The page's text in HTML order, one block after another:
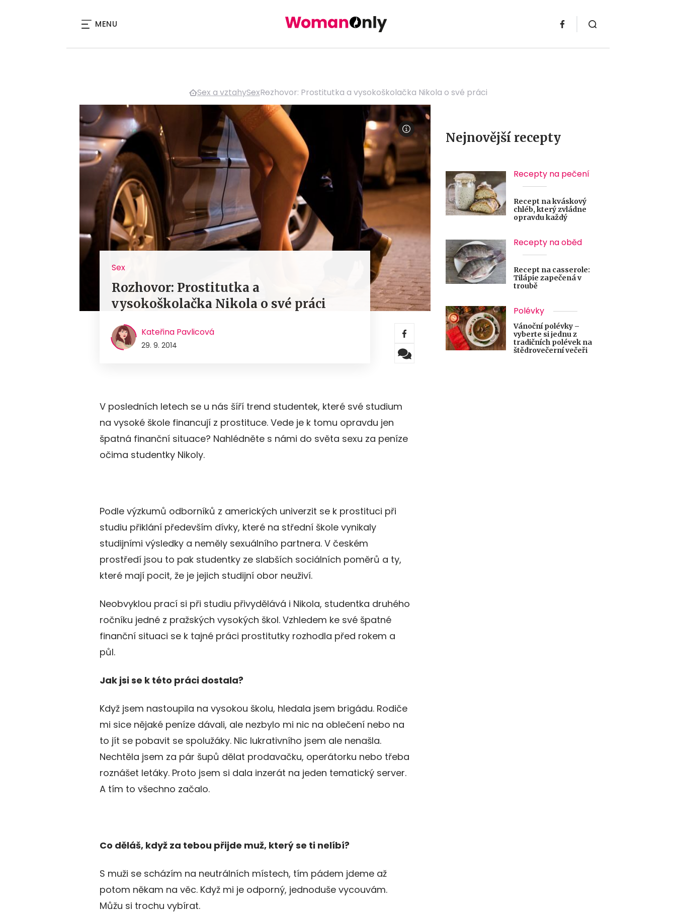
MENU
Sex a vztahySexRozhovor: Prostitutka a vysokoškolačka Nikola o své práci
Sex
Rozhovor: Prostitutka a
vysokoškolačka Nikola o své práci
Kateřina Pavlicová
29. 9. 2014
V posledních letech se u nás šíří trend studentek, které své studium
na vysoké škole financují z prostituce. Vede je k tomu opravdu jen
špatná finanční situace? Nahlédněte s námi do světa sexu za peníze
očima studentky Nikoly.
Podle výzkumů odborníků z amerických univerzit se k prostituci při
studiu přiklání především dívky, které na střední škole vynikaly
studijními výsledky a neměly sexuálního partnera. V českém
prostředí jsou to pak studentky ze slabších sociálních poměrů a ty,
které mají pocit, že je jejich studijní obor neuživí.
Neobvyklou prací si při studiu přivydělává i Nikola, studentka druhého
ročníku jedné z pražských vysokých škol. Vzhledem ke své špatné
finanční situaci se k tajné práci prostitutky rozhodla před rokem a
půl.
Jak jsi se k této práci dostala?
Když jsem nastoupila na vysokou školu, hledala jsem brigádu. Rodiče
mi sice nějaké peníze dávali, ale nezbylo mi nic na oblečení nebo na
to jít se pobavit se spolužáky. Nic lukrativního jsem ale nenašla.
Nechtěla jsem za pár šupů dělat prodavačku, operátorku nebo třeba
roznášet letáky. Proto jsem si dala inzerát na jeden tematický server.
A tím to všechno začalo.
Co děláš, když za tebou přijde muž, který se ti nelíbí?
S muži se scházím na neutrálních místech, tím pádem jdeme až
potom někam na věc. Když mi je odporný, jednoduše vycouvám.
Můžu si trochu vybírat.
Nejnovější recepty
Recepty na pečení
Recept na kváskový
chléb, který zvládne
opravdu každý
Recepty na oběd
Recept na casserole:
Tilápie zapečená v
troubě
Polévky
Vánoční polévky –
vyberte si jednu z
tradičních polévek na
štědrovečerní večeři